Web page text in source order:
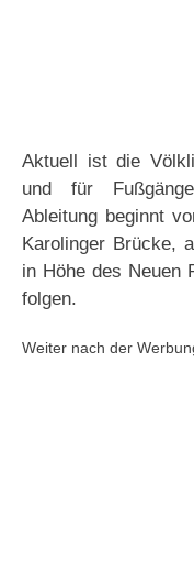
Aktuell ist die
und für
Ableitung beginnt
Karolinger Brücke,
in Höhe des Neuen
folgen.
Weiter nach der